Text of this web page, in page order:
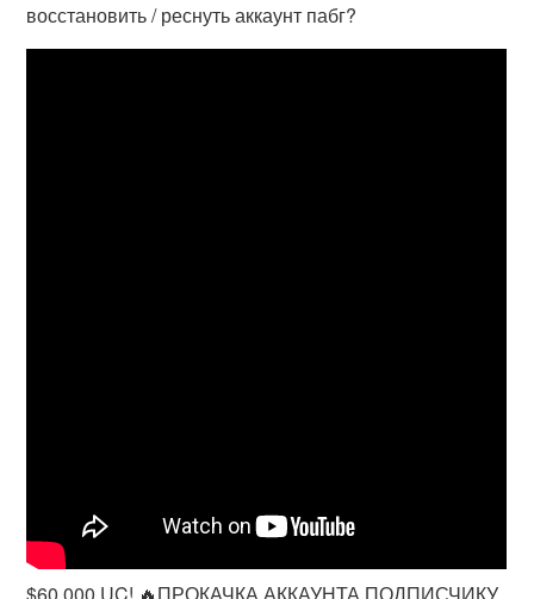
восстановить / реснуть аккаунт пабг?